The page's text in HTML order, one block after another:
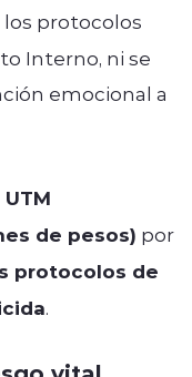
los protocolos
Interno, ni se
emocional a
de pesos) por
protocolos de
.